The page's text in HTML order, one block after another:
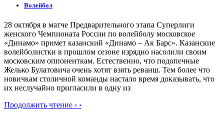
Волейбол
28 октября в матче Предварительного этапа Суперлиги
женского Чемпионата России по волейболу московское
«Динамо» примет казанский «Динамо – Ак Барс». Казанские
волейболистки в прошлом сезоне изрядно насолили своим
московским оппоненткам. Естественно, что подопечные
Желько Булатовича очень хотят взять реванш. Тем более что
новичкам столичной команды настало время доказывать, что
их неслучайно пригласили в одну из
Продолжить чтение › ›